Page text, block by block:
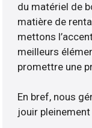
du matériel de
matière de
mettons
meilleurs
promettre une
En bref, nous
jouir